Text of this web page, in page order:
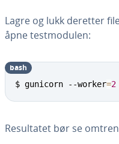
Lagre og lukk deretter
åpne testmodulen:
$ gunicorn --worker=2
bash
Resultatet bør se